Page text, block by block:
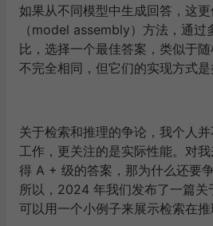
如果从不同模型中生成回答，这更
（model assembly）方法，通过
比，选择一个最佳答案，类似于
不完全相同，但它们的实现方式是
关于检索和推理的争论，我个人
工作，更关注的是实际性能。对
得 A + 级的答案，那为什么还要
所以，2024 年我们发布了一篇关
可以用一个小例子来展示检索在推